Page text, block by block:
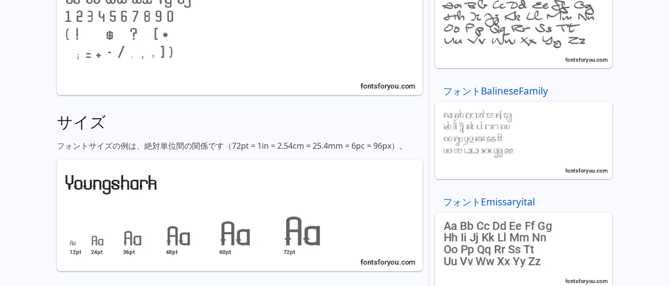
サイズ
フォントサイズの例は、絶対単位間の関係です（72pt = 1in = 2.54cm = 25.4mm = 6pc = 96px）。
フォントBalineseFamily
フォントEmissaryital